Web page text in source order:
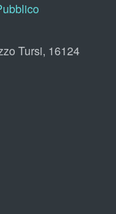
Tursi, 16124